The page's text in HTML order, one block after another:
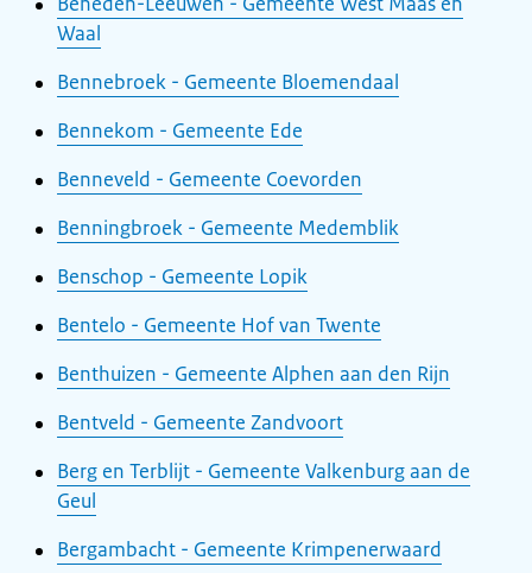
Waal
Bennebroek - Gemeente Bloemendaal
Bennekom - Gemeente Ede
Benneveld - Gemeente Coevorden
Benningbroek - Gemeente Medemblik
Benschop - Gemeente Lopik
Bentelo - Gemeente Hof van Twente
Benthuizen - Gemeente Alphen aan den Rijn
Bentveld - Gemeente Zandvoort
Berg en Terblijt - Gemeente Valkenburg aan de
Geul
Bergambacht - Gemeente Krimpenerwaard